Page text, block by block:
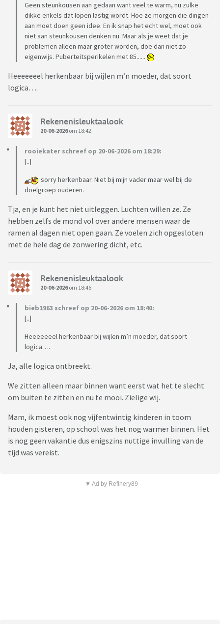
Geen steunkousen aan gedaan want veel te warm, nu zulke
dikke enkels dat lopen lastig wordt. Hoe ze morgen die dingen
aan moet doen geen idee. En ik snap het echt wel, moet ook
niet aan steunkousen denken nu. Maar als je weet dat je
problemen alleen maar groter worden, doe dan niet zo
eigenwijs. Puberteitsperikelen met 85......
Heeeeeeel herkenbaar bij wijlen m’n moeder, dat soort
logica….
Rekenenisleuktaalook
20-06-2026om 18:42
rooiekater schreef op 20-06-2026 om 18:29:
[..]
sorry herkenbaar. Niet bij mijn vader maar wel bij de
doelgroep ouderen.
Tja, en je kunt het niet uitleggen. Luchten willen ze. Ze
hebben zelfs de mond vol over andere mensen waar de
ramen al dagen niet open gaan. Ze voelen zich opgesloten
met de hele dag de zonwering dicht, etc.
Rekenenisleuktaalook
20-06-2026om 18:46
bieb1963 schreef op 20-06-2026 om 18:40:
[..]
Heeeeeeel herkenbaar bij wijlen m’n moeder, dat soort
logica….
Ja, alle logica ontbreekt.
We zitten alleen maar binnen want eerst wat het te slecht
om buiten te zitten en nu te mooi. Zielige wij.
Mam, ik moest ook nog vijfentwintig kinderen in toom
houden gisteren, op school was het nog warmer binnen. Het
is nog geen vakantie dus enigszins nuttige invulling van de
tijd was vereist.
▼ Ad by Refinery89